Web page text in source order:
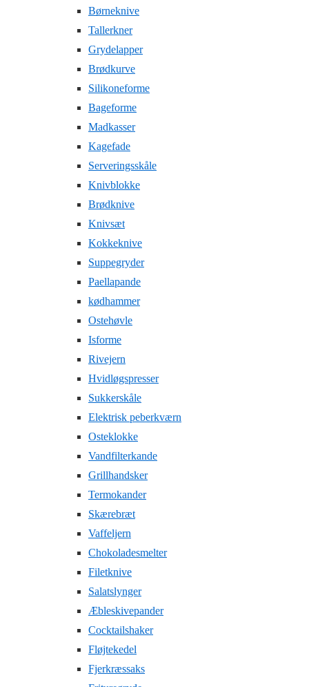
Børneknive
Tallerkner
Grydelapper
Brødkurve
Silikoneforme
Bageforme
Madkasser
Kagefade
Serveringsskåle
Knivblokke
Brødknive
Knivsæt
Kokkeknive
Suppegryder
Paellapande
kødhammer
Ostehøvle
Isforme
Rivejern
Hvidløgspresser
Sukkerskåle
Elektrisk peberkværn
Osteklokke
Vandfilterkande
Grillhandsker
Termokander
Skærebræt
Vaffeljern
Chokoladesmelter
Filetknive
Salatslynger
Æbleskivepander
Cocktailshaker
Fløjtekedel
Fjerkræssaks